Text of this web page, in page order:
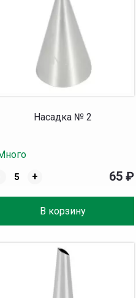
Насадка № 2
+
В корзину
65₽